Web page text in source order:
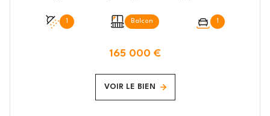
1 Balcon 1
165 000 €
VOIR LE BIEN